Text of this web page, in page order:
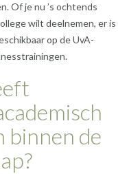
Of je nu ’s ochtends
wilt deelnemen, er is
op de UvA-
binnen de